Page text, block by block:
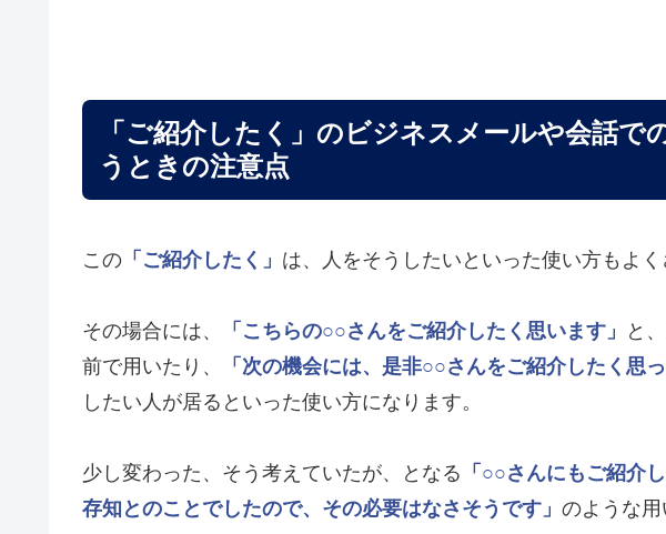
「ご紹介したく」のビジネスメールや会話で
うときの注意点
この 「ご紹介したく」 は、人をそうしたいといった使い方もよく
その場合には、 「こちらの○○さんをご紹介したく思います」
と
前で用いたり、
「次の機会には、是非○○さんをご紹介したく思っ
したい人が居るといった使い方になります。
少し変わった、そう考えていたが、となる 「○○さんにもご紹介
存知とのことでしたので、その必要はなさそうです」 のような用